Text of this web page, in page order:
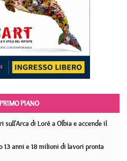
PIANO
sull'Arca di Lorè a Olbia e accende il
13 anni e 18 milioni di lavori pronta